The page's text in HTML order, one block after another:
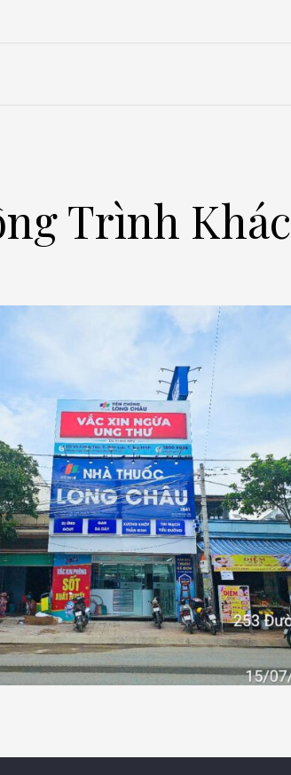
Trình Khác
THUỐC LONG CHÂU
Kế Thi Công Công Trình Nhà Thuốc